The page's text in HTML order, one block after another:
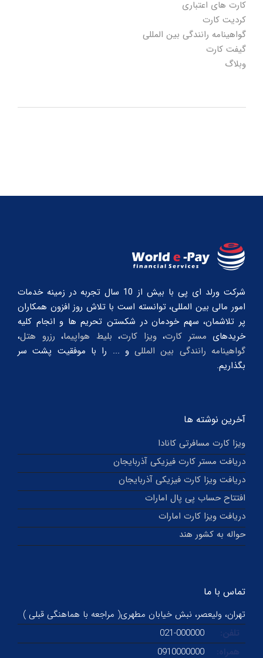
کارت های اعتباری
کردیت کارت
گواهینامه رانندگی بین المللی
گیفت کارت
وبلاگ
شرکت ورلد ای پی با بیش از 10 سال تجربه در زمینه خدمات
امور مالی بین المللی، توانسته است با تلاش روز افزون همکاران
پر تلاشمان، سهم خودمان در شکستن تحریم ها و انجام کلیه
خریدهای مستر کارت،ویزا کارت، بلیط هواپیما، رزرو هتل،
گواهینامه رانندگی بین المللیو ... را با موفقیت پشت سر
بگذاریم.
آخرین نوشته ها
ویزا کارت مسافرتی کانادا
دریافت مستر کارت فیزیکی آذربایجان
دریافت ویزا کارت فیزیکی آذربایجان
افتتاح حساب پی پال امارات
دریافت ویزا کارت امارات
حواله به کشور هند
تماس با ما
تهران، ولیعصر، نبش خیابان مطهری( مراجعه با هماهنگی قبلی )
تلفن:
021-000000
همراه:
0910000000